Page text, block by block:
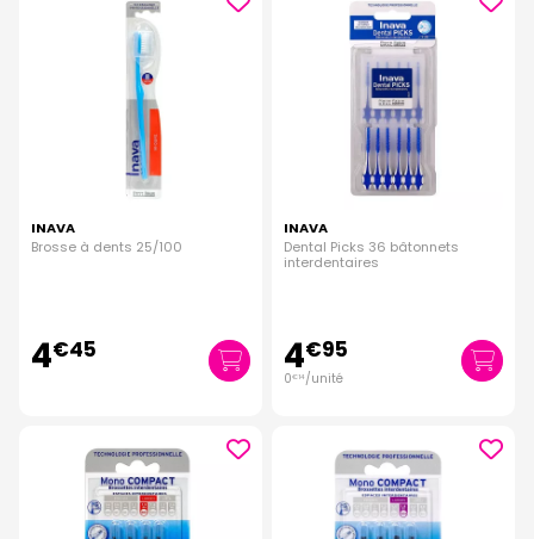
INAVA
Brosse à dents 25/100
4€45
INAVA
Dental Picks 36 bâtonnets
interdentaires
4€95
0€ 14 /unité